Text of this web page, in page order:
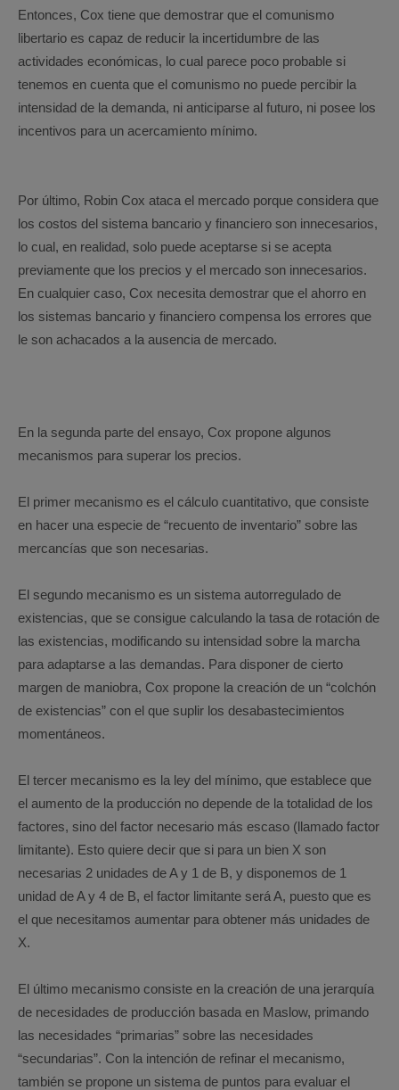
Entonces, Cox tiene que demostrar que el comunismo
libertario es capaz de reducir la incertidumbre de las
actividades económicas, lo cual parece poco probable si
tenemos en cuenta que el comunismo no puede percibir la
intensidad de la demanda, ni anticiparse al futuro, ni posee los
incentivos para un acercamiento mínimo.
Por último, Robin Cox ataca el mercado porque considera que
los costos del sistema bancario y financiero son innecesarios,
lo cual, en realidad, solo puede aceptarse si se acepta
previamente que los precios y el mercado son innecesarios.
En cualquier caso, Cox necesita demostrar que el ahorro en
los sistemas bancario y financiero compensa los errores que
le son achacados a la ausencia de mercado.
En la segunda parte del ensayo, Cox propone algunos
mecanismos para superar los precios.
El primer mecanismo es el cálculo cuantitativo, que consiste
en hacer una especie de “recuento de inventario” sobre las
mercancías que son necesarias.
El segundo mecanismo es un sistema autorregulado de
existencias, que se consigue calculando la tasa de rotación de
las existencias, modificando su intensidad sobre la marcha
para adaptarse a las demandas. Para disponer de cierto
margen de maniobra, Cox propone la creación de un “colchón
de existencias” con el que suplir los desabastecimientos
momentáneos.
El tercer mecanismo es la ley del mínimo, que establece que
el aumento de la producción no depende de la totalidad de los
factores, sino del factor necesario más escaso (llamado factor
limitante). Esto quiere decir que si para un bien X son
necesarias 2 unidades de A y 1 de B, y disponemos de 1
unidad de A y 4 de B, el factor limitante será A, puesto que es
el que necesitamos aumentar para obtener más unidades de
X.
El último mecanismo consiste en la creación de una jerarquía
de necesidades de producción basada en Maslow, primando
las necesidades “primarias” sobre las necesidades
“secundarias”. Con la intención de refinar el mecanismo,
también se propone un sistema de puntos para evaluar el